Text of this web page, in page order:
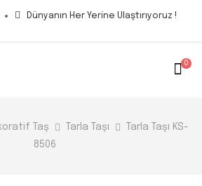
Dünyanın Her Yerine Ulaştırıyoruz !
0
Taş Tarla Taşı
Tarla Taşı KS-
8506